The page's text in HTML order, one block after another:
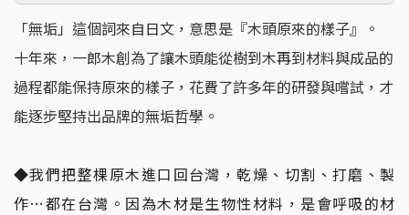
「無垢」這個詞來自日文，意思是『木頭原來的樣子』。
十年來，一郎木創為了讓木頭能從樹到木再到材料與成品的
過程都能保持原來的樣子，花費了許多年的研發與嚐試，才
能逐步堅持出品牌的無垢哲學。
◆我們把整棵原木進口回台灣，乾燥、切割、打磨、製
作…都在台灣。因為木材是生物性材料，是會呼吸的材